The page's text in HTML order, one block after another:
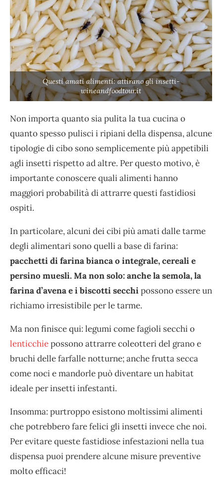
Questi amati alimenti: attirano gli insetti-
wineandfoodtour.it
Non importa quanto sia pulita la tua cucina o
quanto spesso pulisci i ripiani della dispensa, alcune
tipologie di cibo sono semplicemente più appetibili
agli insetti rispetto ad altre. Per questo motivo, è
importante conoscere quali alimenti hanno
maggiori probabilità di attrarre questi fastidiosi
ospiti.
In particolare, alcuni dei cibi più amati dalle tarme
degli alimentari sono quelli a base di farina:
pacchetti di farina bianca o integrale, cereali e
persino muesli. Ma non solo: anche la semola, la
farina d’avena e i biscotti secchipossono essere un
richiamo irresistibile per le tarme.
Ma non finisce qui: legumi come fagioli secchi o
lenticchiepossono attrarre coleotteri del grano e
bruchi delle farfalle notturne; anche frutta secca
come noci e mandorle può diventare un habitat
ideale per insetti infestanti.
Insomma: purtroppo esistono moltissimi alimenti
che potrebbero fare felici gli insetti invece che noi.
Per evitare queste fastidiose infestazioni nella tua
dispensa puoi prendere alcune misure preventive
molto efficaci!